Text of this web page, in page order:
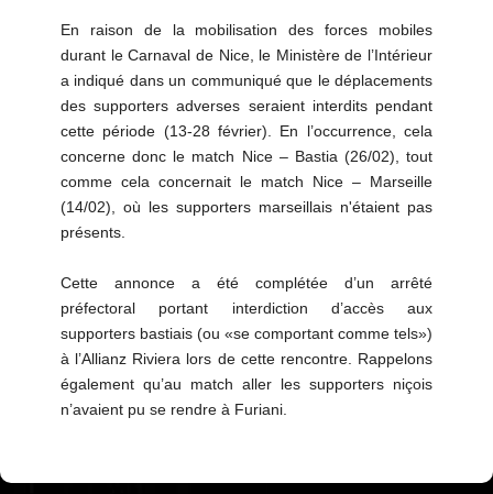
En raison de la mobilisation des forces mobiles
durant le Carnaval de Nice, le Ministère de l’Intérieur
a indiqué dans un communiqué que le déplacements
des supporters adverses seraient interdits pendant
cette période (13-28 février). En l’occurrence, cela
concerne donc le match Nice – Bastia (26/02), tout
comme cela concernait le match Nice – Marseille
(14/02), où les supporters marseillais n'étaient pas
présents.
Cette annonce a été complétée d’un arrêté
préfectoral portant interdiction d’accès aux
supporters bastiais (ou «se comportant comme tels»)
à l’Allianz Riviera lors de cette rencontre. Rappelons
également qu’au match aller les supporters niçois
n’avaient pu se rendre à Furiani.